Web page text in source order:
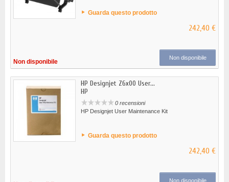
Guarda questo prodotto
242,40 €
Non disponibile
Non disponibile
HP Designjet Z6x00 User...
HP
0 recensioni
HP Designjet User Maintenance Kit
Guarda questo prodotto
242,40 €
Non disponibile